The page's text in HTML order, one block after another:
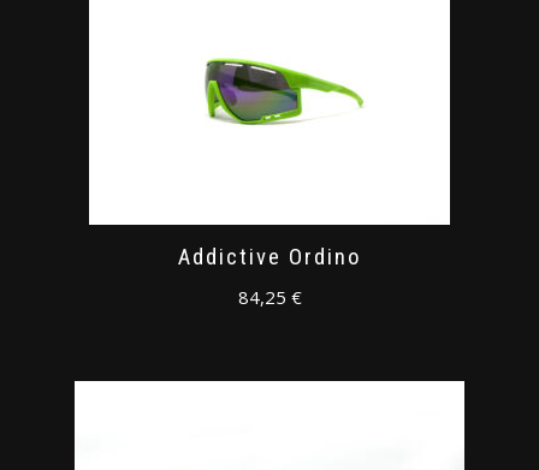
Addictive Ordino
84,25 €